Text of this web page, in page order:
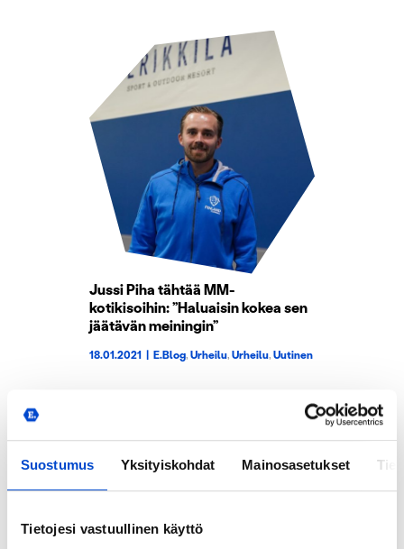
Suostumus Yksityiskohdat Mainosasetukset
Tietojesi vastuullinen käyttö
Jussi Piha tähtää MM-
kotikisoihin: ”Haluaisin kokea sen
jäätävän meiningin”
18.01.2021 | E.Blog,Urheilu,Urheilu,Uutinen